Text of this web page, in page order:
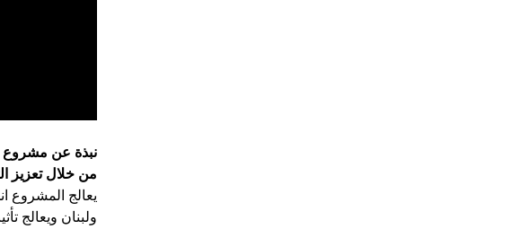
نبذة عن مشروع
من خلال تعزيز
يعالج المشروع
ولبنان ويعالج